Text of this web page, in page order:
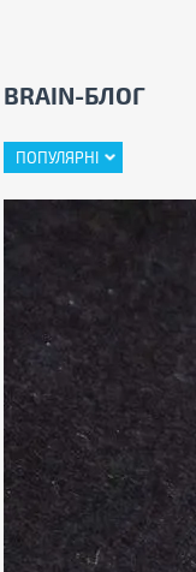
BRAIN-БЛОГ
ПОПУЛЯРНІ